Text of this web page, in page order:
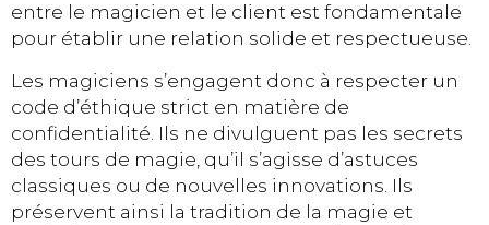
entre le magicien et le client est fondamentale
pour établir une relation solide et respectueuse.
Les magiciens s’engagent donc à respecter un
code d’éthique strict en matière de
confidentialité. Ils ne divulguent pas les secrets
des tours de magie, qu’il s’agisse d’astuces
classiques ou de nouvelles innovations. Ils
préservent ainsi la tradition de la magie et